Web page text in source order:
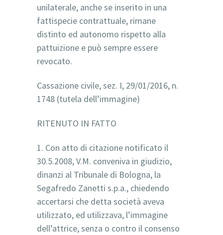
unilaterale, anche se inserito in una
fattispecie contrattuale, rimane
distinto ed autonomo rispetto alla
pattuizione e può sempre essere
revocato.
Cassazione civile, sez. I, 29/01/2016, n.
1748 (tutela dell’immagine)
RITENUTO IN FATTO
1. Con atto di citazione notificato il
30.5.2008, V.M. conveniva in giudizio,
dinanzi al Tribunale di Bologna, la
Segafredo Zanetti s.p.a., chiedendo
accertarsi che detta società aveva
utilizzato, ed utilizzava, l’immagine
dell’attrice, senza o contro il consenso